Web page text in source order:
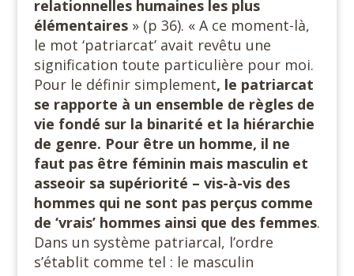
relationnelles humaines les plus
élémentaires» (p 36). « A ce moment-là,
le mot ‘patriarcat’ avait revêtu une
signification toute particulière pour moi.
Pour le définir simplement, le patriarcat
se rapporte à un ensemble de règles de
vie fondé sur la binarité et la hiérarchie
de genre. Pour être un homme, il ne
faut pas être féminin mais masculin et
asseoir sa supériorité – vis-à-vis des
hommes qui ne sont pas perçus comme
de ‘vrais’ hommes ainsi que des femmes.
Dans un système patriarcal, l’ordre
s’établit comme tel : le masculin